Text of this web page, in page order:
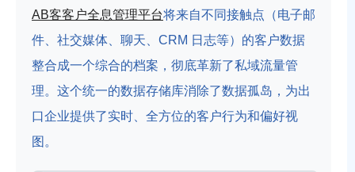
AB客客户全息管理平台将来自不同接触点（电子邮
件、社交媒体、聊天、CRM 日志等）的客户数据
整合成一个综合的档案，彻底革新了私域流量管
理。这个统一的数据存储库消除了数据孤岛，为出
口企业提供了实时、全方位的客户行为和偏好视
图。